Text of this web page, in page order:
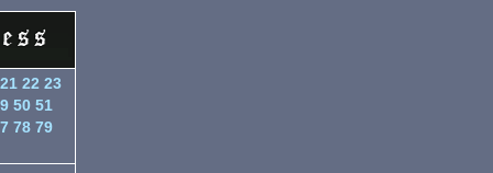
21 22 23
50 51
78 79